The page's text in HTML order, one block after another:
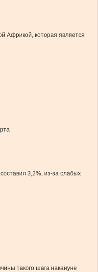
Африкой, которая является
3,2%, из-за слабых
такого шага накануне